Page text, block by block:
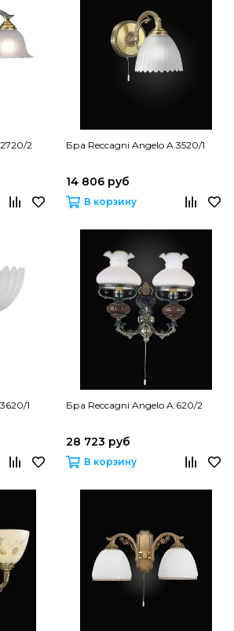
2 Бра Reccagni Angelo A.3520/1
14 806 руб
В корзину
1 Бра Reccagni Angelo A.620/2
28 723 руб
В корзину